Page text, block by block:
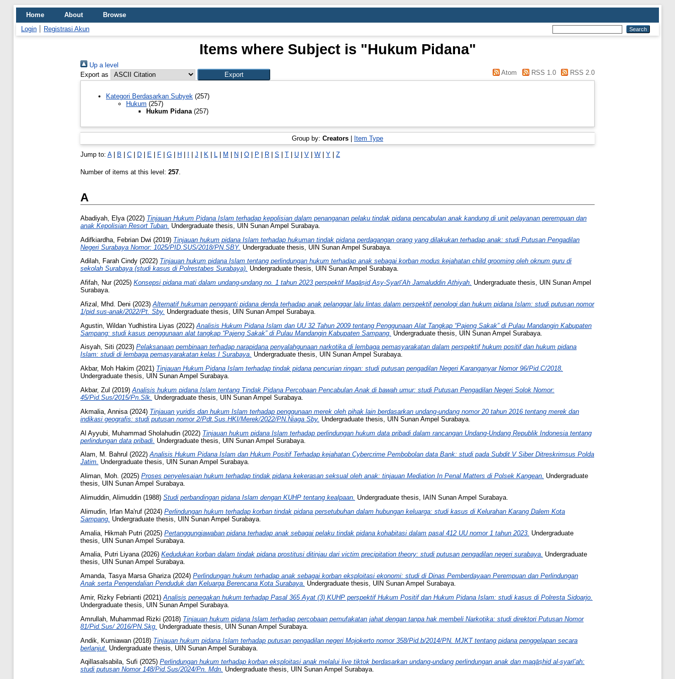
Home About
Browse
Login
Registrasi Akun
Items where Subject is "Hukum Pidana"
Up a level
Export as
Atom RSS 1.0 RSS 2.0
Kategori Berdasarkan Subyek (257)
Hukum (257)
Hukum Pidana (257)
Group by: Creators | Item Type
Jump to: A| B | C | D | E | F | G | H | I | J | K | L | M | N | O | P | R | S | T | U | V | W | Y | Z
Number of items at this level: 257
A
Abadiyah, Elya (2022) Tinjauan Hukum Pidana Islam terhadap kepolisian dalam penanganan pelaku tindak pidana pencabulan anak kandung di unit pelayanan perempuan dan
anak Kepolisian Resort Tuban. Undergraduate thesis, UIN Sunan Ampel Surabaya.
Adifkiardha, Febrian Dwi (2019) Tinjauan hukum pidana Islam terhadap hukuman tindak pidana perdagangan orang yang dilakukan terhadap anak: studi Putusan Pengadilan
Negeri Surabaya Nomor: 1025/PID.SUS/2018/PN.SBY. Undergraduate thesis, UIN Sunan Ampel Surabaya.
Adilah, Farah Cindy (2022) Tinjauan hukum pidana Islam tentang perlindungan hukum terhadap anak sebagai korban modus kejahatan child grooming oleh oknum guru di
sekolah Surabaya (studi kasus di Polrestabes Surabaya). Undergraduate thesis, UIN Sunan Ampel Surabaya.
Afifah, Nur(2025) Konsepsi pidana mati dalam undang-undang no. 1 tahun 2023 perspektif Maqāṣid Asy-Syarī‘Ah Jamaluddin Athiyah. Undergraduate thesis, UIN Sunan Ampel
Surabaya.
Afizal, Mhd. Deni (2023) Alternatif hukuman pengganti pidana denda terhadap anak pelanggar lalu lintas dalam perspektif penologi dan hukum pidana Islam: studi putusan nomor
1/pid.sus-anak/2022/Pt. Sby. Undergraduate thesis, UIN Sunan Ampel Surabaya.
Agustin, Wildan Yudhistira Liyas (2022) Analisis Hukum Pidana Islam dan UU 32 Tahun 2009 tentang Penggunaan Alat Tangkap “Pajeng Sakak” di Pulau Mandangin Kabupaten
Sampang: studi kasus penggunaan alat tangkap “Pajeng Sakak” di Pulau Mandangin Kabupaten Sampang. Undergraduate thesis, UIN Sunan Ampel Surabaya.
Aisyah, Siti (2023) Pelaksanaan pembinaan terhadap narapidana penyalahgunaan narkotika di lembaga pemasyarakatan dalam perspektif hukum positif dan hukum pidana
Islam: studi di lembaga pemasyarakatan kelas I Surabaya. Undergraduate thesis, UIN Sunan Ampel Surabaya.
Akbar, Moh Hakim (2021) Tinjauan Hukum Pidana Islam terhadap tindak pidana pencurian ringan: studi putusan pengadilan Negeri Karanganyar Nomor 96/Pid.C/2018.
Undergraduate thesis, UIN Sunan Ampel Surabaya.
Akbar, Zul (2019)Analisis hukum pidana Islam tentang Tindak Pidana Percobaan Pencabulan Anak di bawah umur: studi Putusan Pengadilan Negeri Solok Nomor:
45/Pid.Sus/2015/Pn.Slk. Undergraduate thesis, UIN Sunan Ampel Surabaya.
Akmalia, Annisa (2024) Tinjauan yuridis dan hukum Islam terhadap penggunaan merek oleh pihak lain berdasarkan undang-undang nomor 20 tahun 2016 tentang merek dan
indikasi geografis: studi putusan nomor 2/Pdt.Sus.HKI/Merek/2022/PN.Niaga Sby. Undergraduate thesis, UIN Sunan Ampel Surabaya.
Al Ayyubi, Muhammad Sholahudin (2022) Tinjauan hukum pidana Islam terhadap perlindungan hukum data pribadi dalam rancangan Undang-Undang Republik Indonesia tentang
perlindungan data pribadi. Undergraduate thesis, UIN Sunan Ampel Surabaya.
Alam, M. Bahrul (2022)Analisis Hukum Pidana Islam dan Hukum Positif Terhadap kejahatan Cybercrime Pembobolan data Bank: studi pada Subdit V Siber Ditreskrimsus Polda
Jatim. Undergraduate thesis, UIN Sunan Ampel Surabaya.
Aliman, Moh. (2025) Proses penyelesaian hukum terhadap tindak pidana kekerasan seksual oleh anak: tinjauan Mediation In Penal Matters di Polsek Kangean. Undergraduate
thesis, UIN Sunan Ampel Surabaya.
Alimuddin, Alimuddin (1988) Studi perbandingan pidana Islam dengan KUHP tentang kealpaan. Undergraduate thesis, IAIN Sunan Ampel Surabaya.
Alimudin, Irfan Ma'ruf (2024) Perlindungan hukum terhadap korban tindak pidana persetubuhan dalam hubungan keluarga: studi kasus di Kelurahan Karang Dalem Kota
Sampang. Undergraduate thesis, UIN Sunan Ampel Surabaya.
Amalia, Hikmah Putri (2025) Pertanggungjawaban pidana terhadap anak sebagai pelaku tindak pidana kohabitasi dalam pasal 412 UU nomor 1 tahun 2023. Undergraduate
thesis, UIN Sunan Ampel Surabaya.
Amalia, Putri Liyana(2026) Kedudukan korban dalam tindak pidana prostitusi ditinjau dari victim precipitation theory: studi putusan pengadilan negeri surabaya. Undergraduate
thesis, UIN Sunan Ampel Surabaya.
Amanda, Tasya Marsa Ghariza(2024) Perlindungan hukum terhadap anak sebagai korban eksploitasi ekonomi: studi di Dinas Pemberdayaan Perempuan dan Perlindungan
Anak serta Pengendalian Penduduk dan Keluarga Berencana Kota Surabaya. Undergraduate thesis, UIN Sunan Ampel Surabaya.
Amir, Rizky Febrianti (2021)Analisis penegakan hukum terhadap Pasal 365 Ayat (3) KUHP perspektif Hukum Positif dan Hukum Pidana Islam: studi kasus di Polresta Sidoarjo.
Undergraduate thesis, UIN Sunan Ampel Surabaya.
Amrullah, Muhammad Rizki (2018) Tinjauan hukum pidana Islam terhadap percobaan pemufakatan jahat dengan tanpa hak membeli Narkotika: studi direktori Putusan Nomor
81/Pid.Sus/ 2016/PN.Skg. Undergraduate thesis, UIN Sunan Ampel Surabaya.
Andik, Kurniawan (2018) Tinjauan hukum pidana Islam terhadap putusan pengadilan negeri Mojokerto nomor 358/Pid.b/2014/PN. MJKT tentang pidana penggelapan secara
berlanjut. Undergraduate thesis, UIN Sunan Ampel Surabaya.
Aqillasalsabila, Sufi (2025) Perlindungan hukum terhadap korban eksploitasi anak melalui live tiktok berdasarkan undang-undang perlindungan anak dan maqāṣhid al-syarī’ah:
studi putusan Nomor 148/Pid.Sus/2024/Pn. Mdn. Undergraduate thesis, UIN Sunan Ampel Surabaya.